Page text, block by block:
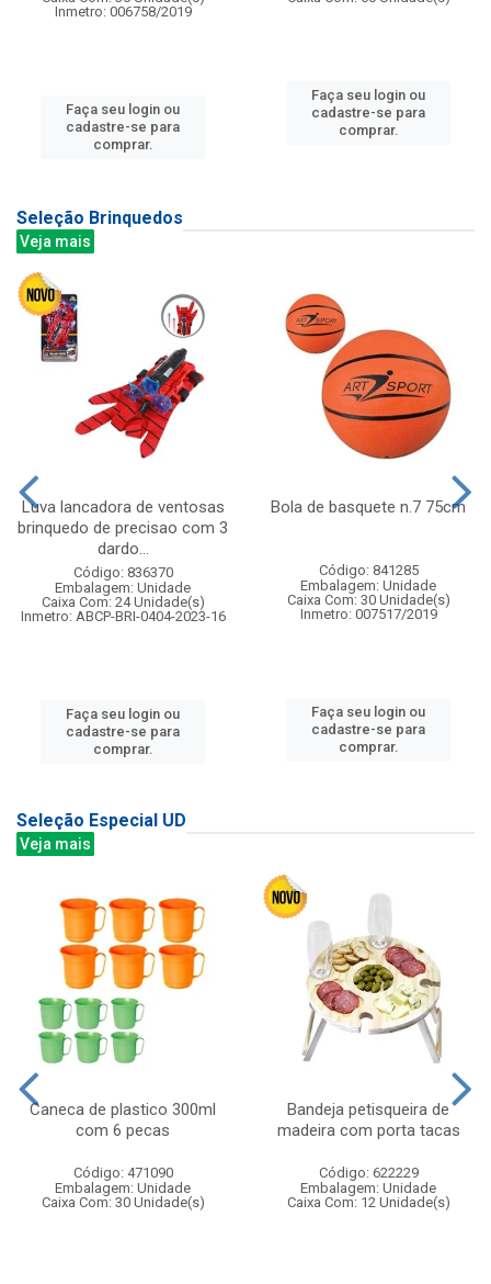
Inmetro: 006758/2019
Faça seu login ou
cadastre-se para
comprar.
Faça seu login ou
cadastre-se para
comprar.
Seleção Brinquedos
Veja mais
Luva lancadora de ventosas
brinquedo de precisao com 3
dardo...
Código: 836370
Embalagem: Unidade
Caixa Com: 24 Unidade(s)
Inmetro: ABCP-BRI-0404-2023-16
Faça seu login ou
cadastre-se para
comprar.
Bola de basquete n.7 75cm
Código: 841285
Embalagem: Unidade
Caixa Com: 30 Unidade(s)
Inmetro: 007517/2019
Faça seu login ou
cadastre-se para
comprar.
Seleção Especial UD
Veja mais
Caneca de plastico 300ml
com 6 pecas
Código: 471090
Embalagem: Unidade
Caixa Com: 30 Unidade(s)
Bandeja petisqueira de
madeira com porta tacas
Código: 622229
Embalagem: Unidade
Caixa Com: 12 Unidade(s)